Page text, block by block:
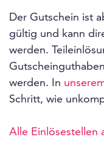
Der Gutschein ist
gültig und kann
werden.
werden. In
Schritt, wie
Alle Einlösestellen